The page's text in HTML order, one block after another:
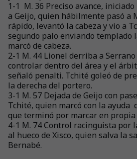
1-1 M. 36 Preciso avance,
a Geijo, quien hábilmente pasó a
rápido, levantó la cabeza y vio a
segundo palo enviando templado
marcó de cabeza.
2-1 M. 44 Lionel derriba a
controlar dentro del área y el
señaló penalti. Tchité goleó de
la derecha del portero.
3-1 M. 57 Dejada de Geijo con
Tchité, quien marcó con la
que terminó por marcar en propia
4-1 M. 74 Control racinguista por
al hueco de Xisco, quien salva la
Bernabé.